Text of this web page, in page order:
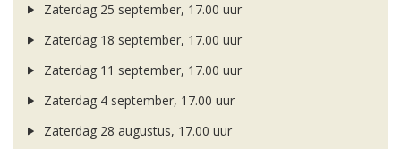
Zaterdag 25 september, 17.00 uur
Zaterdag 18 september, 17.00 uur
Zaterdag 11 september, 17.00 uur
Zaterdag 4 september, 17.00 uur
Zaterdag 28 augustus, 17.00 uur